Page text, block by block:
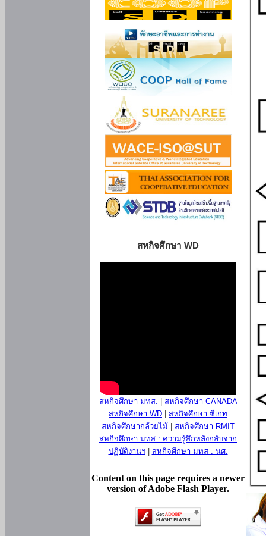
สหกิจศึกษา WD
สหกิจศึกษา มทส.
สหกิจศึกษา CANADA
สหกิจศึกษา WD
สหกิจศึกษา ซีเกท
สหกิจศึกษากล้วยไม้
สหกิจศึกษา RMIT
สหกิจศึกษา มทส : ความรู้สึกหลังกลับจาก
ปฏิบัติงานฯ| สหกิจศึกษา มทส : นศ.
Content on this page requires a newer
version of Adobe Flash Player.